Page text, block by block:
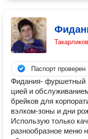
Паспорт проверен
Фидания- фуршетный
цией и
брейков для
вэлком-зоны и дни
Использую только
разнообразное меню